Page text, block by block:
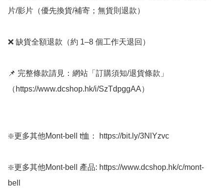
片/影片（優先換貨/補寄；無貨則退款）
❌ 缺貨全額退款（約 1–8 個工作天退回）
📌 完整條款請見：網站「訂購須知/退貨條款」
（https://www.dcshop.hk/i/SzTdpggAA）
❇️更多其他Mont-bell t恤： https://bit.ly/3NlYzvc
❇️更多其他Mont-bell 產品: https://www.dcshop.hk/c/mont-
bell